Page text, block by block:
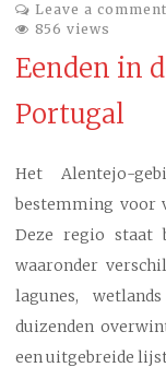
Leave a comment
856 views
Eenden in
Portugal
Het Alentejo-
bestemming voor
Deze regio staat
waaronder
lagunes,
duizenden
een uitgebreide